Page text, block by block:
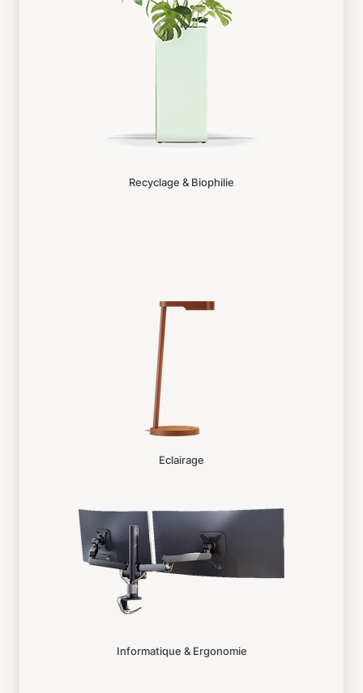
Recyclage & Biophilie
Eclairage
Informatique & Ergonomie